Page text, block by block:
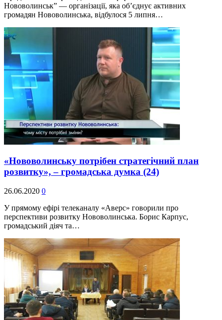
Нововолинськ” — організації, яка об’єднує активних
громадян Нововолинська, відбулося 5 липня…
«Нововолинську потрібен стратегічний план
розвитку», – громадська думка (24)
26.06.2020 0
У прямому ефірі телеканалу «Аверс» говорили про
перспективи розвитку Нововолинська. Борис Карпус,
громадський діяч та…